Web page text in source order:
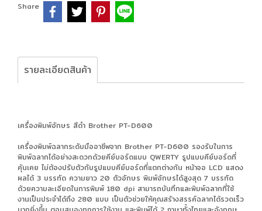
Share
รายละเอียดสินค้า
เครื่องพิมพ์อักษร สีดำ Brother PT-D600
เครื่องพิมพ์ฉลากระดับมืออาชีพจาก Brother PT-D600 รองรับในการ
พิมพ์ฉลากได้อย่างสะดวกด้วยคีย์บอร์ดแบบ QWERTY รูปแบบคีย์บอร์ดที่
คุ้นเคย ไม่ต้องปรับตัวกับรูปแบบคีย์บอร์ดที่แตกต่างกัน หน้าจอ LCD แสดง
ผลได้ 3 บรรทัด ความยาว 20 ตัวอักษร พิมพ์อักษรได้สูงสุด 7 บรรทัด
ด้วยความละเอียดในการพิมพ์ 180 dpi สามารถบันทึกและพิมพ์ฉลากที่ใช้
งานเป็นประจำได้ถึง 280 แบบ เป็นตัวช่วยให้คุณสร้างสรรค์ฉลากได้รวดเร็ว